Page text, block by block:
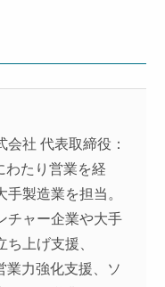
社 代表取締役：
わたり営業を経
製造業を担当。
チャー企業や大手
上げ支援、
業力強化支援、ソ